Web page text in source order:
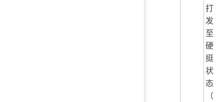
打
发
至
硬
挺
状
态
（